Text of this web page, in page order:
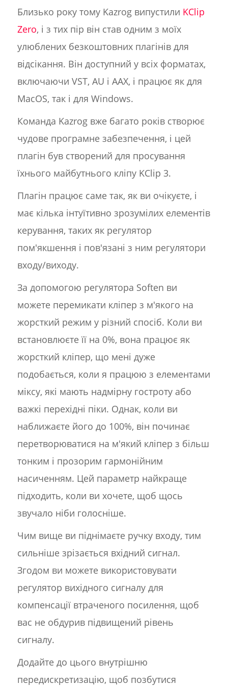
Близько року тому Kazrog випустили KClip
Zero, і з тих пір він став одним з моїх
улюблених безкоштовних плагінів для
відсікання. Він доступний у всіх форматах,
включаючи VST, AU і AAX, і працює як для
MacOS, так і для Windows.
Команда Kazrog вже багато років створює
чудове програмне забезпечення, і цей
плагін був створений для просування
їхнього майбутнього кліпу KClip 3.
Плагін працює саме так, як ви очікуєте, і
має кілька інтуїтивно зрозумілих елементів
керування, таких як регулятор
пом'якшення і пов'язані з ним регулятори
входу/виходу.
За допомогою регулятора Soften ви
можете перемикати кліпер з м'якого на
жорсткий режим у різний спосіб. Коли ви
встановлюєте її на 0%, вона працює як
жорсткий кліпер, що мені дуже
подобається, коли я працюю з елементами
міксу, які мають надмірну гостроту або
важкі перехідні піки. Однак, коли ви
наближаєте його до 100%, він починає
перетворюватися на м'який кліпер з більш
тонким і прозорим гармонійним
насиченням. Цей параметр найкраще
підходить, коли ви хочете, щоб щось
звучало ніби голосніше.
Чим вище ви піднімаєте ручку входу, тим
сильніше зрізається вхідний сигнал.
Згодом ви можете використовувати
регулятор вихідного сигналу для
компенсації втраченого посилення, щоб
вас не обдурив підвищений рівень
сигналу.
Додайте до цього внутрішню
передискретизацію, щоб позбутися